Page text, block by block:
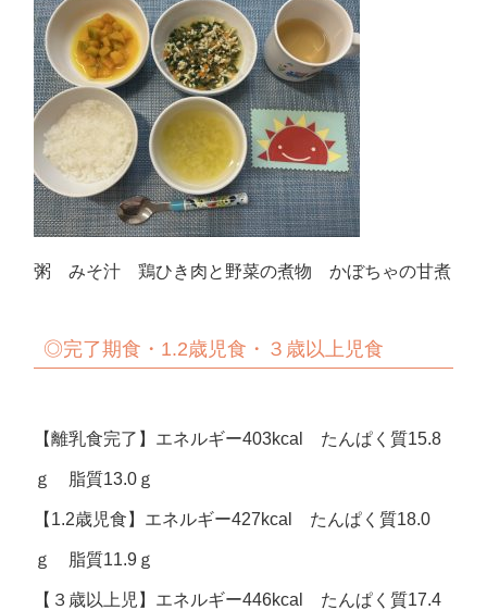
粥 みそ汁 鶏ひき肉と野菜の煮物 かぼちゃの甘煮
◎完了期食・1.2歳児食・３歳以上児食
【離乳食完了】エネルギー403kcal たんぱく質15.8
ｇ 脂質13.0ｇ
【1.2歳児食】エネルギー427kcal たんぱく質18.0
ｇ 脂質11.9ｇ
【３歳以上児】エネルギー446kcal たんぱく質17.4